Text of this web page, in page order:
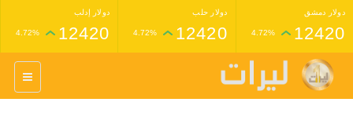
دولار دمشق
12420
4.72%
دولار حلب
12420
4.72%
دولار إدلب
12420
4.72%
غرام عيار 24 ذهب
1,398,000
4.33%
1,227,000